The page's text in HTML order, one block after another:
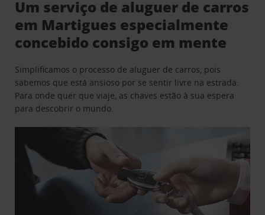
Um serviço de aluguer de carros
em Martigues especialmente
concebido consigo em mente
Simplificamos o processo de aluguer de carros, pois
sabemos que está ansioso por se sentir livre na estrada.
Para onde quer que viaje, as chaves estão à sua espera
para descobrir o mundo.